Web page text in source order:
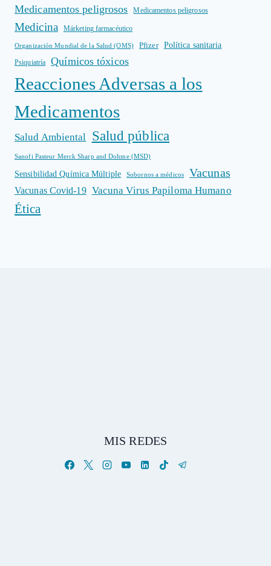
Medicamentos peligrosos Medicamentos peligrosos
Medicina Márketing farmacéutico
Organización Mundial de la Salud (OMS) Pfizer Política sanitaria
Psiquiatría Químicos tóxicos
Reacciones Adversas a los
Medicamentos
Salud Ambiental Salud pública
Sanofi Pasteur Merck Sharp and Dohme (MSD)
Sensibilidad Química Múltiple Sobornos a médicos Vacunas
Vacunas Covid-19 Vacuna Virus Papiloma Humano
Ética
MIS REDES